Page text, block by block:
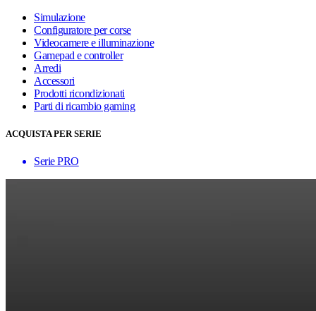
Simulazione
Configuratore per corse
Videocamere e illuminazione
Gamepad e controller
Arredi
Accessori
Prodotti ricondizionati
Parti di ricambio gaming
ACQUISTA PER SERIE
Serie PRO